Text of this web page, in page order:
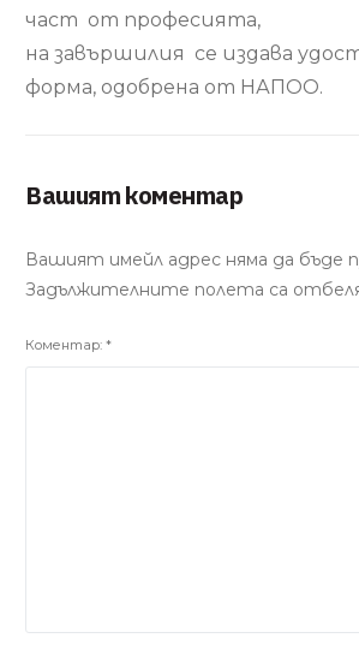
част от професията,
на завършилия се издава
форма, одобрена от НАПОО.
Вашият коментар
Вашият имейл адрес няма да бъде
Задължителните полета са
Коментар:*